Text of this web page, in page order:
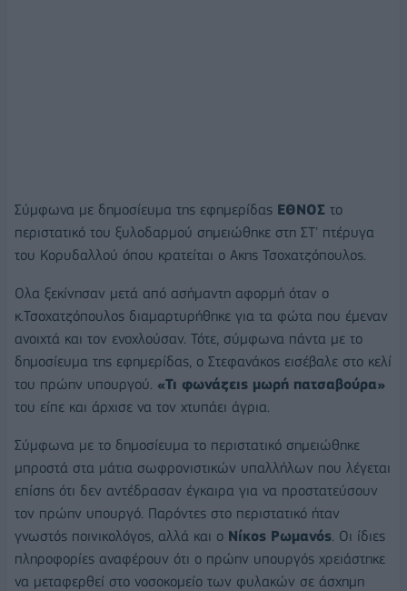
Σύμφωνα με δημοσίευμα της εφημερίδας ΕΘΝΟΣ το
περιστατικό του ξυλοδαρμού σημειώθηκε στη ΣΤ' πτέρυγα
του Κορυδαλλού όπου κρατείται ο Ακης Τσοχατζόπουλος.
Ολα ξεκίνησαν μετά από ασήμαντη αφορμή όταν ο
κ.Τσοχατζόπουλος διαμαρτυρήθηκε για τα φώτα που έμεναν
ανοιχτά και τον ενοχλούσαν. Τότε, σύμφωνα πάντα με το
δημοσίευμα της εφημερίδας, ο Στεφανάκος εισέβαλε στο κελί
του πρώην υπουργού. «Τι φωνάζεις μωρή πατσαβούρα»
του είπε και άρχισε να τον χτυπάει άγρια.
Σύμφωνα με το δημοσίευμα το περιστατικό σημειώθηκε
μπροστά στα μάτια σωφρονιστικών υπαλλήλων που λέγεται
επίσης ότι δεν αντέδρασαν έγκαιρα για να προστατεύσουν
τον πρώην υπουργό. Παρόντες στο περιστατικό ήταν
γνωστός ποινικολόγος, αλλά και ο Νίκος Ρωμανός. Οι ίδιες
πληροφορίες αναφέρουν ότι ο πρώην υπουργός χρειάστηκε
να μεταφερθεί στο νοσοκομείο των φυλακών σε άσχημη